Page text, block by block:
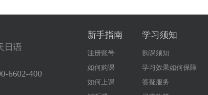
日语
6602-400
新手指南
注册账号
如何购课
如何上课
学习须知
购课须知
学习效果如何保障
答疑服务